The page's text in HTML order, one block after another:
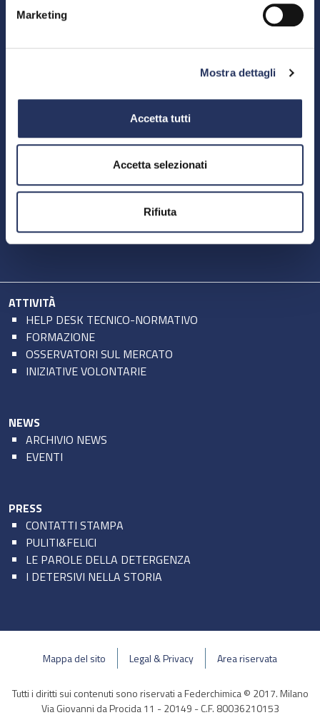
Marketing
Mostra dettagli
Accetta tutti
Accetta selezionati
Rifiuta
TIPOLOGIE DI PRODOTTI
INDUSTRIA E ISTITUZIONI
ATTIVITÀ
HELP DESK TECNICO-NORMATIVO
FORMAZIONE
OSSERVATORI SUL MERCATO
INIZIATIVE VOLONTARIE
NEWS
ARCHIVIO NEWS
EVENTI
PRESS
CONTATTI STAMPA
PULITI&FELICI
LE PAROLE DELLA DETERGENZA
I DETERSIVI NELLA STORIA
Mappa del sito Legal & Privacy Area riservata
Tutti i diritti sui contenuti sono riservati a Federchimica © 2017. Milano
Via Giovanni da Procida 11 - 20149 - C.F. 80036210153